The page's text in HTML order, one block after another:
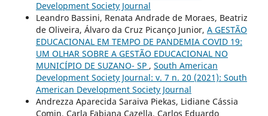
Development Society Journal
Leandro Bassini, Renata Andrade de Moraes, Beatriz
de Oliveira, Álvaro da Cruz Picanço Junior, A GESTÃO
EDUCACIONAL EM TEMPO DE PANDEMIA COVID 19:
UM OLHAR SOBRE A GESTÃO EDUCACIONAL NO
MUNICÍPIO DE SUZANO- SP , South American
Development Society Journal: v. 7 n. 20 (2021): South
American Development Society Journal
Andrezza Aparecida Saraiva Piekas, Lidiane Cássia
Comin, Carla Fabiana Cazella, Carlos Eduardo